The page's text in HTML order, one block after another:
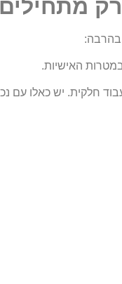
בהרבה:
האישיות.
חלקית. יש כאלו